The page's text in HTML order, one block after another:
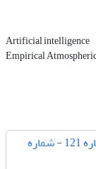
Artificial intelligence
Empirical
دوره 31، شماره 121 - شماره